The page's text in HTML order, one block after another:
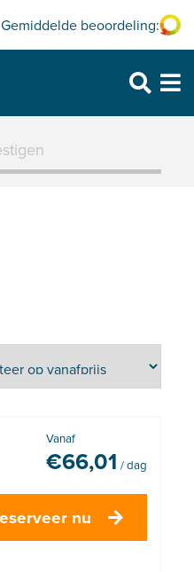
Inclusief pechhulp
Gemiddelde beoordeling:
Vanaf
€66,01 / dag
nu